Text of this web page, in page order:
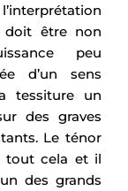
doit être non
peu
d’un sens
tessiture un
des graves
Le ténor
tout cela et il
des grands